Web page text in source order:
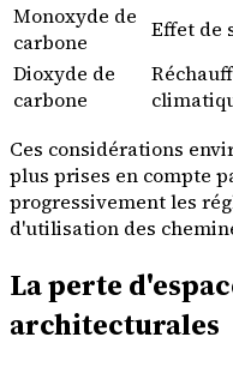
Monoxyde de
carbone
Effet de
Dioxyde de
carbone
Ces considérations
plus prises en compte
progressivement les
d'utilisation des
La perte
architecturales